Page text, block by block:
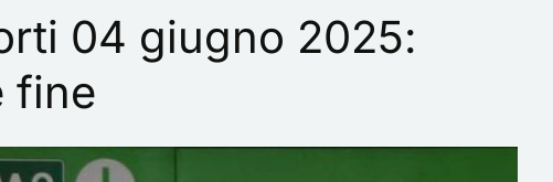
04 giugno 2025:
fine